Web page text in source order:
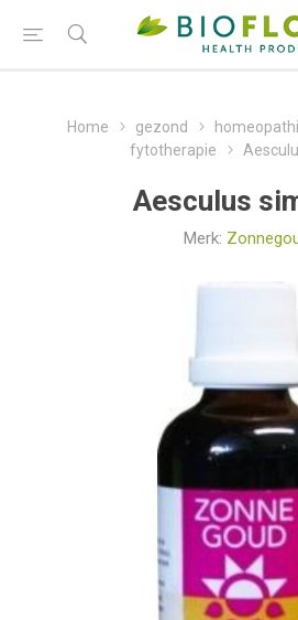
Home gezond
fytotherapie
Aesculus
Merk: